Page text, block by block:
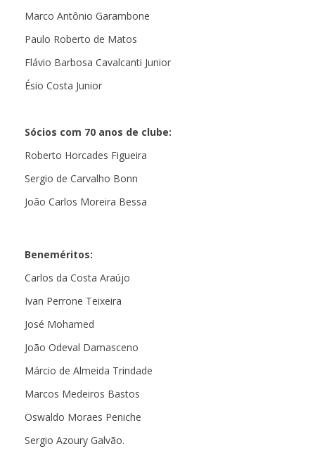
Marco Antônio Garambone
Paulo Roberto de Matos
Flávio Barbosa Cavalcanti Junior
Ésio Costa Junior
Sócios com 70 anos de clube:
Roberto Horcades Figueira
Sergio de Carvalho Bonn
João Carlos Moreira Bessa
Beneméritos:
Carlos da Costa Araújo
Ivan Perrone Teixeira
José Mohamed
João Odeval Damasceno
Márcio de Almeida Trindade
Marcos Medeiros Bastos
Oswaldo Moraes Peniche
Sergio Azoury Galvão.